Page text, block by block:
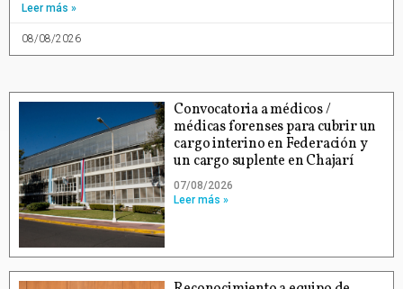
Leer más »
08/08/2026
Convocatoria a médicos /
médicas forenses para cubrir un
cargo interino en Federación y
un cargo suplente en Chajarí
07/08/2026
Leer más »